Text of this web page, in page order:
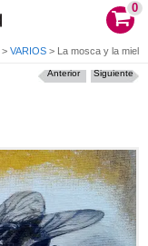
0
> VARIOS > La mosca y la miel
Siguiente
Anterior